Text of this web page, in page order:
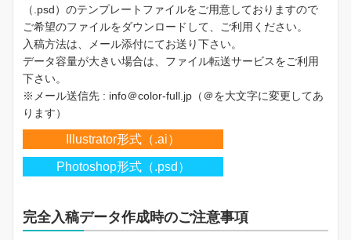
（.psd）のテンプレートファイルをご用意しておりますので
ご希望のファイルをダウンロードして、ご利用ください。
入稿方法は、メール添付にてお送り下さい。
データ容量が大きい場合は、ファイル転送サービスをご利用
下さい。
※メール送信先 : info＠color-full.jp（＠を大文字に変更してあ
ります）
Illustrator形式（.ai）
Photoshop形式（.psd）
完全入稿データ作成時のご注意事項